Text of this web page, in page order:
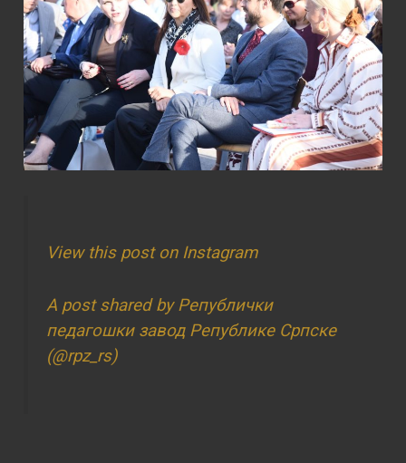
View this post on Instagram
A post shared by Републички
педагошки завод Републике Српске
(@rpz_rs)